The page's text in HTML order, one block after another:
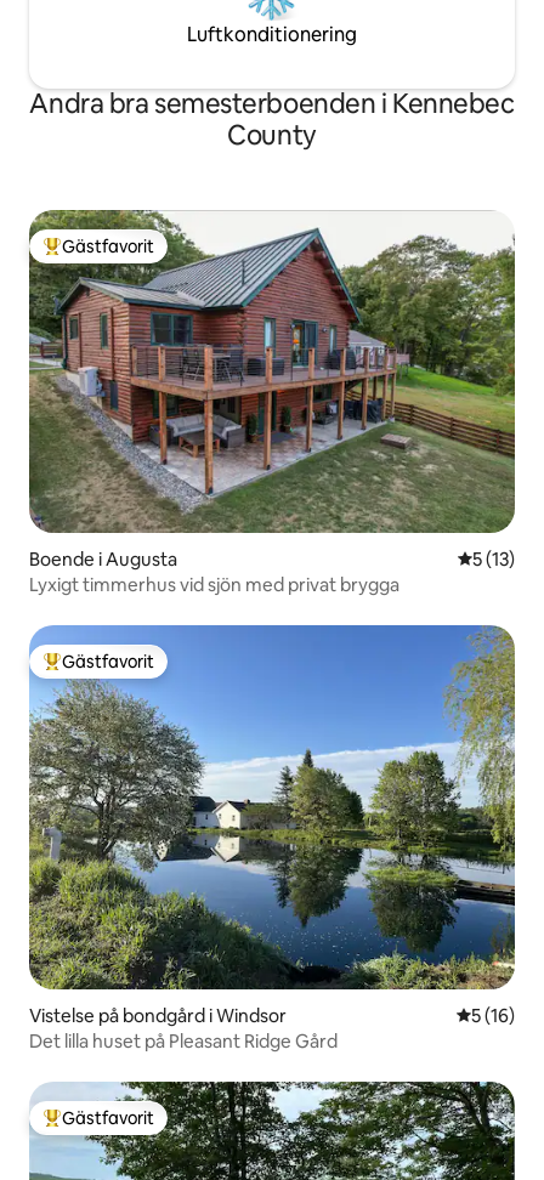
Luftkonditionering
Andra bra semesterboenden i Kennebec
County
Populär gästfavorit
Gästfavorit
Boende i Augusta 5 av 5 i
5 (13)
Lyxigt timmerhus vid sjön med privat brygga
Populär gästfavorit
Gästfavorit
Vistelse på bondgård i Windsor 5 av 5 i
5 (16)
Det lilla huset på Pleasant Ridge Gård
Populär gästfavorit
Gästfavorit